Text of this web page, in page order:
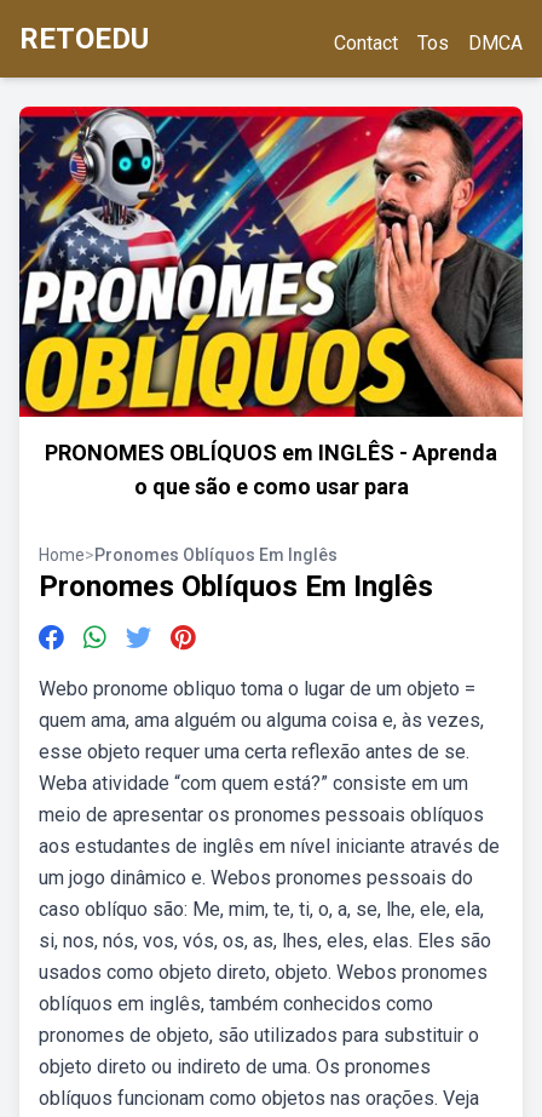
RETOEDU Contact Tos DMCA
PRONOMES OBLÍQUOS em INGLÊS - Aprenda
o que são e como usar para
Home>Pronomes Oblíquos Em Inglês
Pronomes Oblíquos Em Inglês
Webo pronome obliquo toma o lugar de um objeto =
quem ama, ama alguém ou alguma coisa e, às vezes,
esse objeto requer uma certa reflexão antes de se.
Weba atividade “com quem está?” consiste em um
meio de apresentar os pronomes pessoais oblíquos
aos estudantes de inglês em nível iniciante através de
um jogo dinâmico e. Webos pronomes pessoais do
caso oblíquo são: Me, mim, te, ti, o, a, se, lhe, ele, ela,
si, nos, nós, vos, vós, os, as, lhes, eles, elas. Eles são
usados como objeto direto, objeto. Webos pronomes
oblíquos em inglês, também conhecidos como
pronomes de objeto, são utilizados para substituir o
objeto direto ou indireto de uma. Os pronomes
oblíquos funcionam como objetos nas orações. Veja